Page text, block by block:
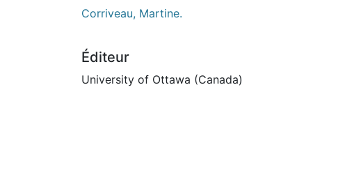
Corriveau, Martine.
Éditeur
University of Ottawa (Canada)